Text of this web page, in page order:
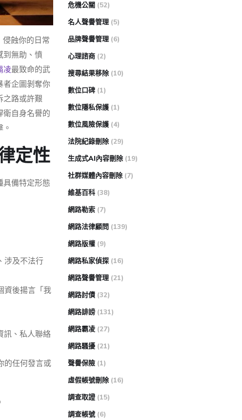
蝕你的日常
到無助、憤
凌最致命的武
者企圖剝奪你
之路或許艱
衛自身名譽的
定性
具備特定形態
涉及不法行
資後揚言「我
訊、私人聯絡
的任何發言或
危機公關 (52)
名人聲譽管理 (5)
品牌聲譽管理 (6)
心理諮商 (2)
搜尋結果移除 (10)
數位口碑 (1)
數位隱私保護 (1)
數位風險保護 (4)
法院紀錄刪除 (29)
生成式AI內容刪除 (19)
社群媒體內容刪除 (7)
維基百科 (38)
網路勒索 (7)
網路法律顧問 (139)
網路版權 (9)
網路私家偵探 (16)
網路聲譽管理 (21)
網路討債 (32)
網路誹謗 (131)
網路霸凌 (27)
網路騷擾 (21)
聲譽保險 (1)
虛假帳號刪除 (16)
調查取證 (15)
調查帳號 (6)